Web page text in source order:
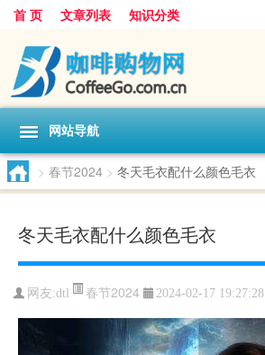
首 页 文章列表 知识分类
网站导航
> 春节2024 > 冬天毛衣配什么颜色毛衣
冬天毛衣配什么颜色毛衣
网友:dtl 春节2024 2024-02-17 19:27:28